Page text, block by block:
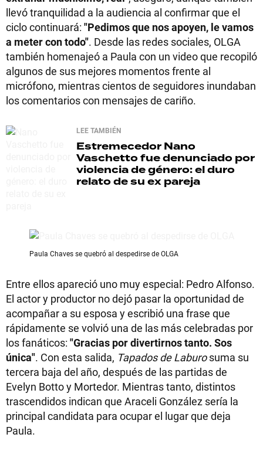
llevó tranquilidad a la audiencia al confirmar que el
ciclo continuará: "Pedimos que nos apoyen, le vamos
a meter con todo". Desde las redes sociales, OLGA
también homenajeó a Paula con un video que recopiló
algunos de sus mejores momentos frente al
micrófono, mientras cientos de seguidores inundaban
los comentarios con mensajes de cariño.
LEE TAMBIÉN
Estremecedor Nano
Vaschetto fue denunciado por
violencia de género: el duro
relato de su ex pareja
Paula Chaves se quebró al despedirse de OLGA
Entre ellos apareció uno muy especial: Pedro Alfonso.
El actor y productor no dejó pasar la oportunidad de
acompañar a su esposa y escribió una frase que
rápidamente se volvió una de las más celebradas por
los fanáticos: "Gracias por divertirnos tanto. Sos
única". Con esta salida, Tapados de Laburosuma su
tercera baja del año, después de las partidas de
Evelyn Botto y Mortedor. Mientras tanto, distintos
trascendidos indican que Araceli González sería la
principal candidata para ocupar el lugar que deja
Paula.